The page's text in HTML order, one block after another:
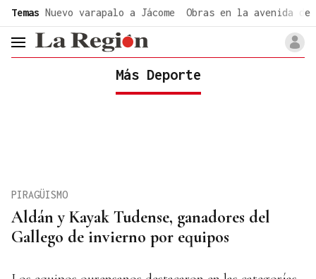
Temas Nuevo varapalo a Jácome Obras en la avenida de
header.menu.open
Más Deporte
Aldán y Kayak Tudense, ganadores del
Gallego de invierno por equipos
PIRAGÜISMO